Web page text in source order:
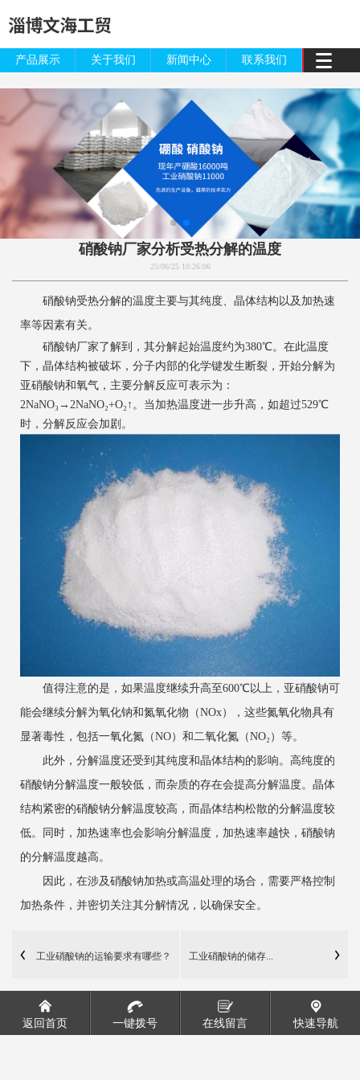
产品展示 关于我们 新闻中心 联系我们
硝酸钠厂家分析受热分解的温度
25/06/25 10:26:06
硝酸钠受热分解的温度主要与其纯度、晶体结构以及加热速
率等因素有关。
硝酸钠厂家了解到，其分解起始温度约为380℃。在此温度
下，晶体结构被破坏，分子内部的化学键发生断裂，开始分解为
亚硝酸钠和氧气，主要分解反应可表示为：
2NaNO₃→2NaNO₂+O₂↑。当加热温度进一步升高，如超过529℃
时，分解反应会加剧。
值得注意的是，如果温度继续升高至600℃以上，亚硝酸钠可
能会继续分解为氧化钠和氮氧化物（NOx），这些氮氧化物具有
显著毒性，包括一氧化氮（NO）和二氧化氮（NO₂）等。
此外，分解温度还受到其纯度和晶体结构的影响。高纯度的
硝酸钠分解温度一般较低，而杂质的存在会提高分解温度。晶体
结构紧密的硝酸钠分解温度较高，而晶体结构松散的分解温度较
低。同时，加热速率也会影响分解温度，加热速率越快，硝酸钠
的分解温度越高。
因此，在涉及硝酸钠加热或高温处理的场合，需要严格控制
加热条件，并密切关注其分解情况，以确保安全。
工业硝酸钠的运输要求有哪些？ 工业硝酸钠的储存...
返回首页 一键拨号 在线留言 快速导航